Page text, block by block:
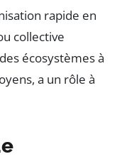
rapide en
collective
écosystèmes à
a un rôle à